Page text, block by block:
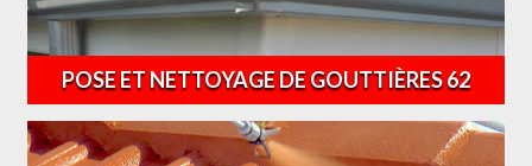
POSE ET NETTOYAGE DE GOUTTIÈRES 62